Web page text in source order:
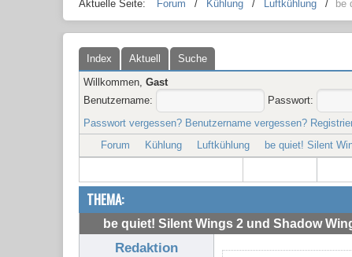
Aktuelle Seite: Forum / Kühlung / Luftkühlung / be
Index Aktuell
Suche
Willkommen, Gast
Benutzername:
Passwort:
Passwort vergessen? Benutzername vergessen?
Forum
Kühlung Luftkühlung be quiet! Silent
THEMA:
be quiet! Silent Wings 2 und Shadow
Redaktion